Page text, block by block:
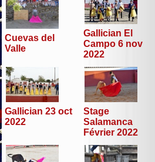
Cuevas del
Valle
Gallician El
Campo 6 nov
2022
Gallician 23 oct
2022
Stage
Salamanca
Février 2022